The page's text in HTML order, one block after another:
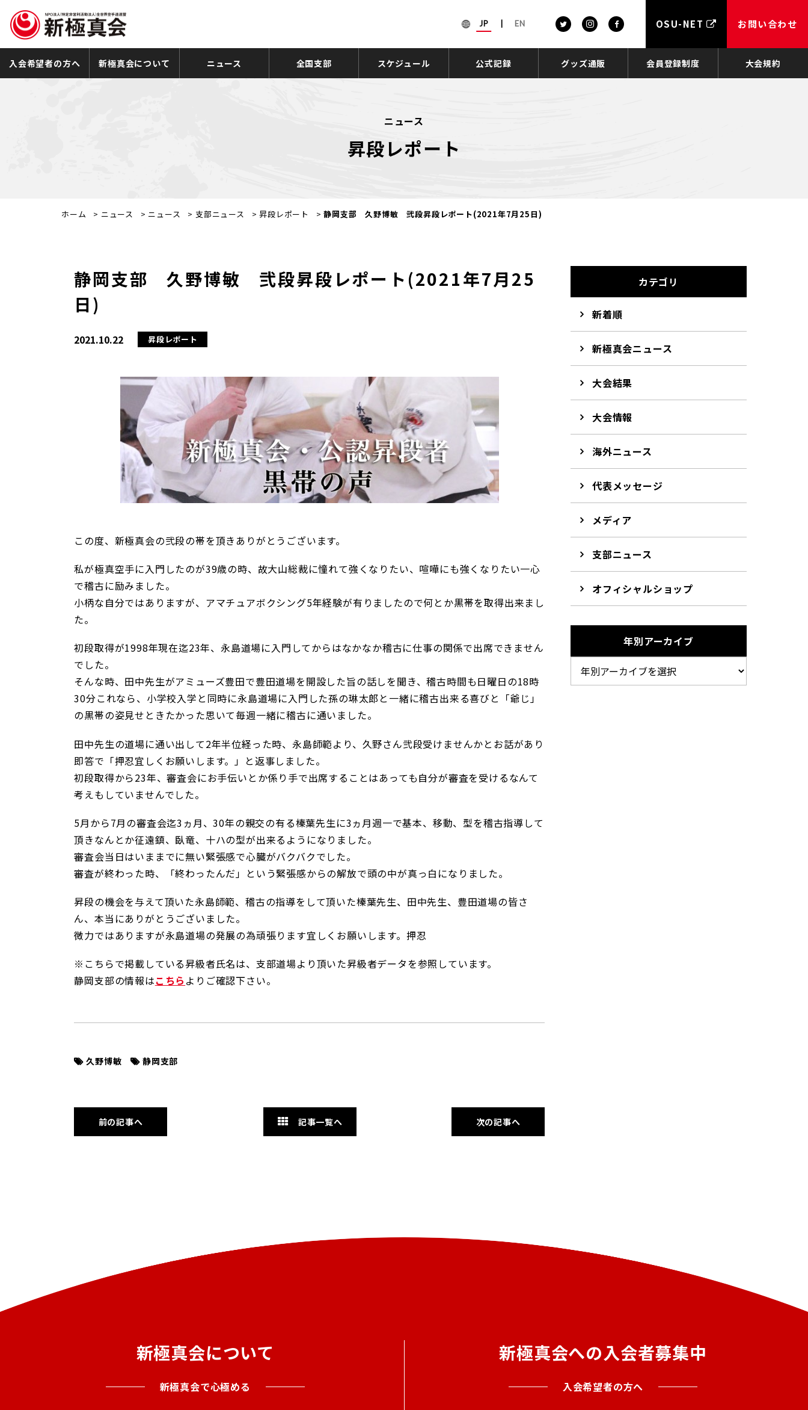
JP EN OSU-NET お問い合わせ
入会希望者の方へ 新極真会について ニュース 全国支部 スケジュール 公式記録 グッズ通販 会員登録制度 大会規約
ニュース
昇段レポート
ホーム > ニュース > ニュース > 支部ニュース >昇段レポート >静岡支部 久野博敏 弐段昇段レポート(2021年7月25日)
静岡支部 久野博敏 弐段昇段レポート(2021年7月25
日)
2021.10.22 昇段レポート
この度、新極真会の弐段の帯を頂きありがとうございます。
私が極真空手に入門したのが39歳の時、故大山総裁に憧れて強くなりたい、喧嘩にも強くなりたい一心
で稽古に励みました。
小柄な自分ではありますが、アマチュアボクシング5年経験が有りましたので何とか黒帯を取得出来まし
た。
初段取得が1998年現在迄23年、永島道場に入門してからはなかなか稽古に仕事の関係で出席できません
でした。
そんな時、田中先生がアミューズ豊田で豊田道場を開設した旨の話しを聞き、稽古時間も日曜日の18時
30分これなら、小学校入学と同時に永島道場に入門した孫の琳太郎と一緒に稽古出来る喜びと「爺じ」
の黒帯の姿見せときたかった思いて毎週一緒に稽古に通いました。
田中先生の道場に通い出して2年半位経った時、永島師範より、久野さん弐段受けませんかとお話があり
即答で「押忍宜しくお願いします。」と返事しました。
初段取得から23年、審査会にお手伝いとか係り手で出席することはあっても自分が審査を受けるなんて
考えもしていませんでした。
5月から7月の審査会迄3ヵ月、30年の親交の有る榛葉先生に3ヵ月週一で基本、移動、型を稽古指導して
頂きなんとか征遠鎮、臥竜、十ハの型が出来るようになりました。
審査会当日はいままでに無い緊張感で心臓がバクバクでした。
審査が終わった時、「終わったんだ」という緊張感からの解放で頭の中が真っ白になりました。
昇段の機会を与えて頂いた永島師範、稽古の指導をして頂いた榛葉先生、田中先生、豊田道場の皆さ
ん、本当にありがとうございました。
微力ではありますが永島道場の発展の為頑張ります宜しくお願いします。押忍
※こちらで掲載している昇級者氏名は、支部道場より頂いた昇級者データを参照しています。
静岡支部の情報はこちら よりご確認下さい。
久野博敏 静岡支部
前の記事へ 記事一覧へ 次の記事へ
カテゴリ
新着順
新極真会ニュース
大会結果
大会情報
海外ニュース
代表メッセージ
メディア
支部ニュース
オフィシャルショップ
年別アーカイブ
新極真会について
新極真会で心極める
新極真会への入会者募集中
入会希望者の方へ